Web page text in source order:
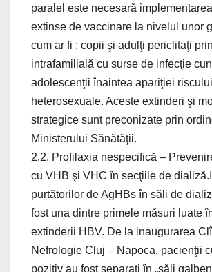
paralel este necesară
extinse de vaccinare la nivelul unor
cum ar fi : copii şi adulţi periclitaţi
intrafamilială cu surse de infecţie
adolescenţii înaintea apariţiei
heterosexuale. Aceste extinderi şi
strategice sunt preconizate prin
Ministerului Sănătăţii.
2.2. Profilaxia nespecifică –
cu VHB şi VHC în secţiile de
purtătorilor de AgHBs în săli de
fost una dintre primele măsuri luate
extinderii HBV. De la inaugurarea
Nefrologie Cluj – Napoca, pacienţii
pozitiv au fost separaţi în „săli